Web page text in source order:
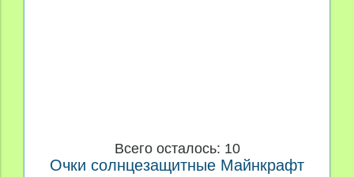
Всего осталось: 10
Очки солнцезащитные Майнкрафт